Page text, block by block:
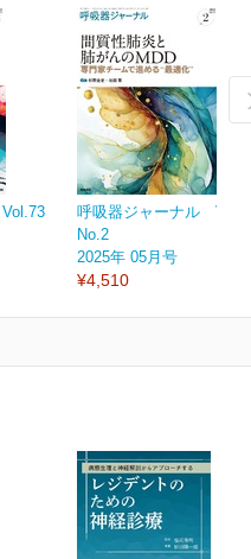
呼吸器ジャーナル Vol.73
No.2
2025年 05月号
¥4,510